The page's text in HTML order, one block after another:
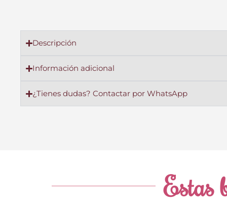
Descripción
Información adicional
¿Tienes dudas? Contactar por WhatsApp
Estas